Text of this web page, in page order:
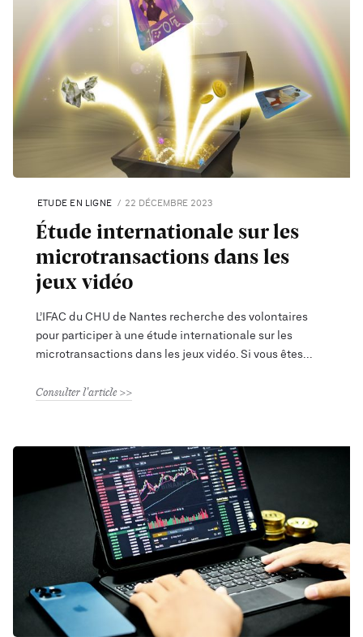
ETUDE EN LIGNE 22 DÉCEMBRE 2023
Étude internationale sur les
microtransactions dans les
jeux vidéo
L’IFAC du CHU de Nantes recherche des volontaires
pour participer à une étude internationale sur les
microtransactions dans les jeux vidéo. Si vous êtes
Consulter l'article